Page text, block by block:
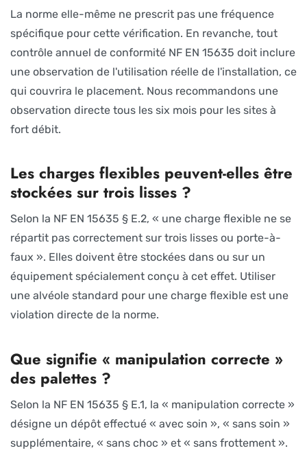
La norme elle-même ne prescrit pas une fréquence
spécifique pour cette vérification. En revanche, tout
contrôle annuel de conformité NF EN 15635 doit inclure
une observation de l'utilisation réelle de l'installation, ce
qui couvrira le placement. Nous recommandons une
observation directe tous les six mois pour les sites à
fort débit.
Les charges flexibles peuvent-elles être
stockées sur trois lisses ?
Selon la NF EN 15635 § E.2, « une charge flexible ne se
répartit pas correctement sur trois lisses ou porte-à-
faux ». Elles doivent être stockées dans ou sur un
équipement spécialement conçu à cet effet. Utiliser
une alvéole standard pour une charge flexible est une
violation directe de la norme.
Que signifie « manipulation correcte »
des palettes ?
Selon la NF EN 15635 § E.1, la « manipulation correcte »
désigne un dépôt effectué « avec soin », « sans soin »
supplémentaire, « sans choc » et « sans frottement ».